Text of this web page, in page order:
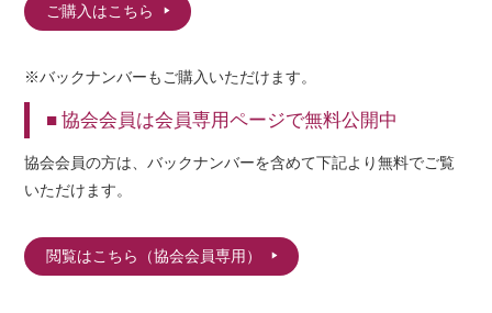
ご購入はこちら
※バックナンバーもご購入いただけます。
■ 協会会員は会員専用ページで無料公開中
協会会員の方は、バックナンバーを含めて下記より無料でご覧
いただけます。
閲覧はこちら（協会会員専用）